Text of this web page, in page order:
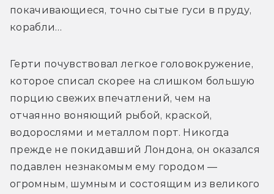
покачивающиеся, точно сытые гуси в пруду,
корабли…
Герти почувствовал легкое головокружение,
которое списал скорее на слишком большую
порцию свежих впечатлений, чем на
отчаянно воняющий рыбой, краской,
водорослями и металлом порт. Никогда
прежде не покидавший Лондона, он оказался
подавлен незнакомым ему городом —
огромным, шумным и состоящим из великого